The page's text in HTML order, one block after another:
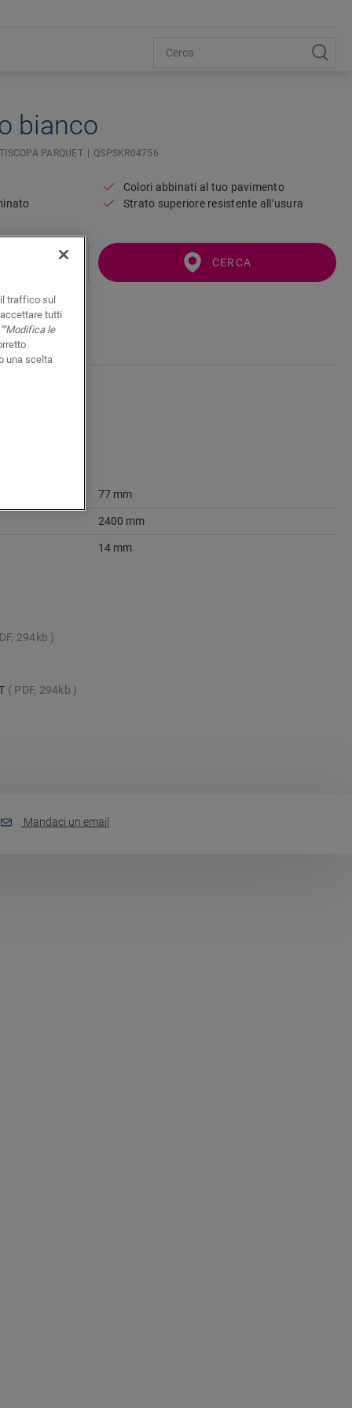
bianco
PARQUET QSPSKR04756
Colori abbinati al tuo pavimento
Strato superiore resistente all’usura
CERCA
77 mm
2400 mm
14 mm
294kb
PDF, 294kb
Mandaci un email
traffico sul
tutti
""Modifica le
una scelta